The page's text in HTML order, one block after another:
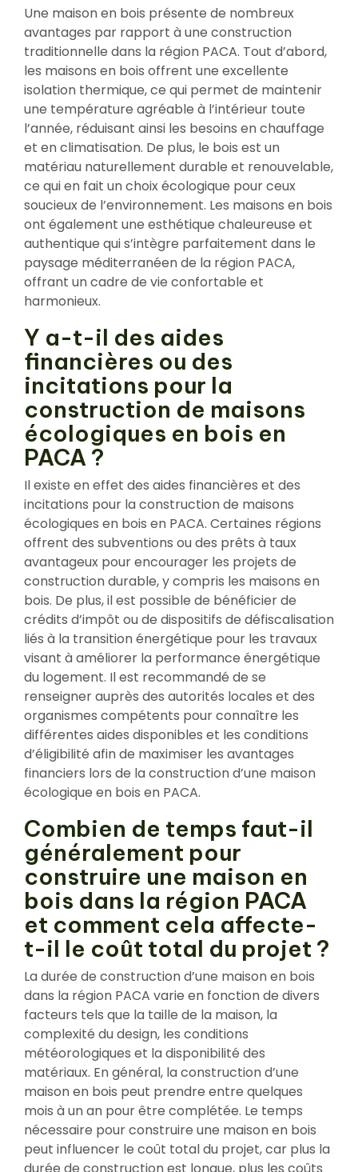
Une maison en bois présente de nombreux
avantages par rapport à une construction
traditionnelle dans la région PACA. Tout d’abord,
les maisons en bois offrent une excellente
isolation thermique, ce qui permet de maintenir
une température agréable à l’intérieur toute
l’année, réduisant ainsi les besoins en chauffage
et en climatisation. De plus, le bois est un
matériau naturellement durable et renouvelable,
ce qui en fait un choix écologique pour ceux
soucieux de l’environnement. Les maisons en bois
ont également une esthétique chaleureuse et
authentique qui s’intègre parfaitement dans le
paysage méditerranéen de la région PACA,
offrant un cadre de vie confortable et
harmonieux.
Y a-t-il des aides
financières ou des
incitations pour la
construction de maisons
écologiques en bois en
PACA ?
Il existe en effet des aides financières et des
incitations pour la construction de maisons
écologiques en bois en PACA. Certaines régions
offrent des subventions ou des prêts à taux
avantageux pour encourager les projets de
construction durable, y compris les maisons en
bois. De plus, il est possible de bénéficier de
crédits d’impôt ou de dispositifs de défiscalisation
liés à la transition énergétique pour les travaux
visant à améliorer la performance énergétique
du logement. Il est recommandé de se
renseigner auprès des autorités locales et des
organismes compétents pour connaître les
différentes aides disponibles et les conditions
d’éligibilité afin de maximiser les avantages
financiers lors de la construction d’une maison
écologique en bois en PACA.
Combien de temps faut-il
généralement pour
construire une maison en
bois dans la région PACA
et comment cela affecte-
t-il le coût total du projet ?
La durée de construction d’une maison en bois
dans la région PACA varie en fonction de divers
facteurs tels que la taille de la maison, la
complexité du design, les conditions
météorologiques et la disponibilité des
matériaux. En général, la construction d’une
maison en bois peut prendre entre quelques
mois à un an pour être complétée. Le temps
nécessaire pour construire une maison en bois
peut influencer le coût total du projet, car plus la